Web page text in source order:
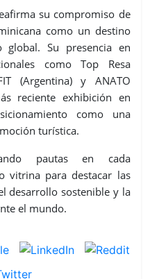
su compromiso de
como un destino
global. Su presencia en
como Top Resa
(Argentina) y ANATO
reciente exhibición en
como una
turística.
pautas en cada
vitrina para destacar las
desarrollo sostenible y la
el mundo.